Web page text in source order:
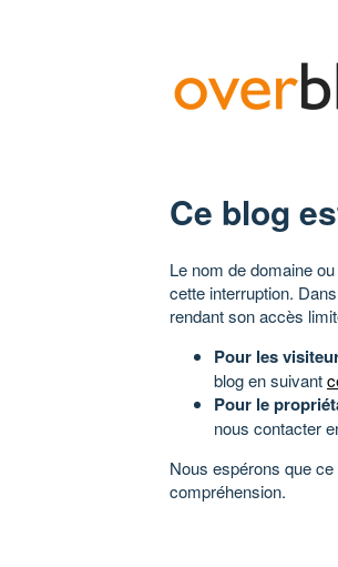
Ce blog
Le nom de domaine
cette interruption.
rendant son accès
Pour les
blog en suivant
Pour le
nous contacter
Nous espérons que
compréhension.